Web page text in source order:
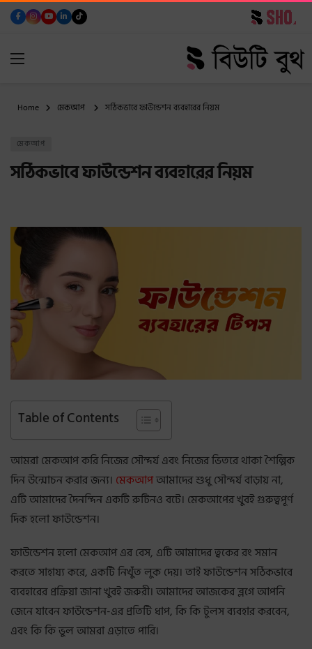
Home মেকআপ সঠিকভাবে ফাউন্ডেশন ব্যবহারের নিয়ম
মেকআপ
সঠিকভাবে ফাউন্ডেশন ব্যবহারের নিয়ম
Table of Contents
আমরা মেকআপ করি নিজের সৌন্দর্য এবং নিজের ভিতরে থাকা শৈল্পিক
দিন উন্মোচন করার জন্য। মেকআপআমাদের শুধু সৌন্দর্য বাড়ায় না,
এটি আমাদের দৈনন্দিন একটি রুটিনও বটে। মেকআপের খুবই গুরুত্বপূর্ণ
দিক হলো ফাউন্ডেশন।
ফাউন্ডেশন হলো মেকআপ এর বেস, এটি আমাদের ত্বকের রং সমান
করতে সাহায্য করে, একটি নিখুঁত লুক দেয়। তাই ফাউন্ডেশন সঠিকভাবে
ব্যবহারের প্রক্রিয়া জানা খুবই জরুরী। আমাদের আজকের ব্লগে আপনি
জেনে যাবেন ফাউন্ডেশন-এর প্রতিটি ধাপ, কি কি টুলস ব্যবহার করবেন,
এবং কি কি ভুল আমরা এড়াতে পারি।